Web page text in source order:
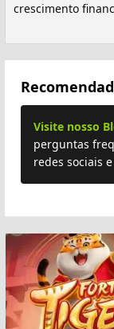
crescimento
Visite nosso
perguntas
redes sociais